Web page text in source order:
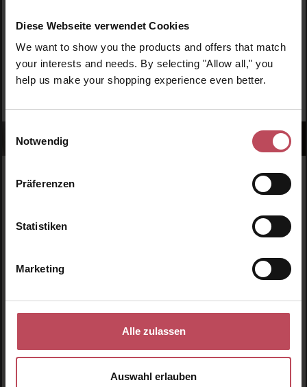
Diese Webseite verwendet Cookies
We want to show you the products and offers that match
your interests and needs. By selecting "Allow all," you
help us make your shopping experience even better.
Notwendig
Präferenzen
Statistiken
Marketing
Alle zulassen
Auswahl erlauben
JETZT ANMELDEN